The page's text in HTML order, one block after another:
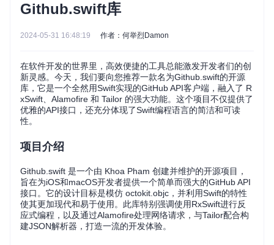
Github.swift库
2024-05-31 16:48:19 作者：何举烈Damon
在软件开发的世界里，高效便捷的工具总能激发开发者们的创
新灵感。今天，我们要向您推荐一款名为Github.swift的开源
库，它是一个全然用Swift实现的GitHub API客户端，融入了 R
xSwift、Alamofire 和 Tailor 的强大功能。这个项目不仅提供了
优雅的API接口，还充分体现了Swift编程语言的简洁和可读
性。
项目介绍
Github.swift 是一个由 Khoa Pham 创建并维护的开源项目，
旨在为iOS和macOS开发者提供一个简单而强大的GitHub API
接口。它的设计目标是模仿 octokit.objc，并利用Swift的特性
使其更加现代和易于使用。此库特别强调使用RxSwift进行反
应式编程，以及通过Alamofire处理网络请求，与Tailor配合构
建JSON解析器，打造一流的开发体验。